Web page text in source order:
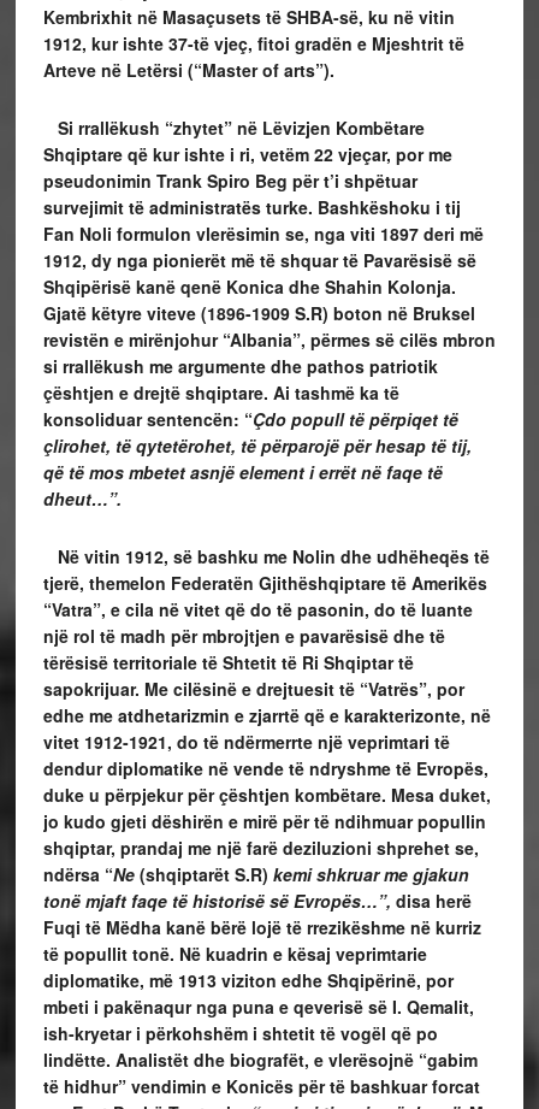
Kembrixhit në Masaçusets të SHBA-së, ku në vitin
1912, kur ishte 37-të vjeç, fitoi gradën e Mjeshtrit të
Arteve në Letërsi (“Master of arts”).
Si rrallëkush “zhytet” në Lëvizjen Kombëtare
Shqiptare që kur ishte i ri, vetëm 22 vjeçar, por me
pseudonimin Trank Spiro Beg për t’i shpëtuar
survejimit të administratës turke. Bashkëshoku i tij
Fan Noli formulon vlerësimin se, nga viti 1897 deri më
1912, dy nga pionierët më të shquar të Pavarësisë së
Shqipërisë kanë qenë Konica dhe Shahin Kolonja.
Gjatë këtyre viteve (1896-1909 S.R) boton në Bruksel
revistën e mirënjohur “Albania”, përmes së cilës mbron
si rrallëkush me argumente dhe pathos patriotik
çështjen e drejtë shqiptare. Ai tashmë ka të
konsoliduar sentencën: “Çdo popull të përpiqet të
çlirohet, të qytetërohet, të përparojë për hesap të tij,
që të mos mbetet asnjë element i errët në faqe të
dheut…”.
Në vitin 1912, së bashku me Nolin dhe udhëheqës të
tjerë, themelon Federatën Gjithëshqiptare të Amerikës
“Vatra”, e cila në vitet që do të pasonin, do të luante
një rol të madh për mbrojtjen e pavarësisë dhe të
tërësisë territoriale të Shtetit të Ri Shqiptar të
sapokrijuar. Me cilësinë e drejtuesit të “Vatrës”, por
edhe me atdhetarizmin e zjarrtë që e karakterizonte, në
vitet 1912-1921, do të ndërmerrte një veprimtari të
dendur diplomatike në vende të ndryshme të Evropës,
duke u përpjekur për çështjen kombëtare. Mesa duket,
jo kudo gjeti dëshirën e mirë për të ndihmuar popullin
shqiptar, prandaj me një farë deziluzioni shprehet se,
ndërsa “Ne(shqiptarët S.R) kemi shkruar me gjakun
tonë mjaft faqe të historisë së Evropës…”, disa herë
Fuqi të Mëdha kanë bërë lojë të rrezikëshme në kurriz
të popullit tonë. Në kuadrin e kësaj veprimtarie
diplomatike, më 1913 viziton edhe Shqipërinë, por
mbeti i pakënaqur nga puna e qeverisë së I. Qemalit,
ish-kryetar i përkohshëm i shtetit të vogël që po
lindëtte. Analistët dhe biografët, e vlerësojnë “gabim
të hidhur” vendimin e Konicës për të bashkuar forcat